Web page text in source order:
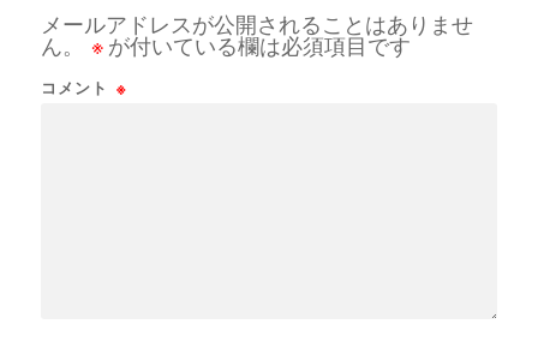
メールアドレスが公開されることはありませ
ん。
※ が付いている欄は必須項目です
コメント ※